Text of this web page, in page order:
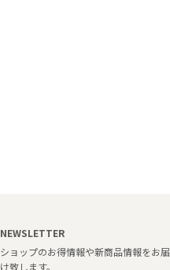
NEWSLETTER
ショップのお得情報や新商品情報をお届
け致します。